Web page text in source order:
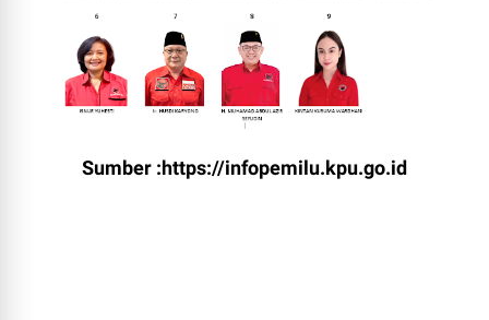
Sumber :https://infopemilu.kpu.go.id